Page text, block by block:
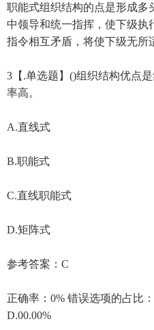
职能式组织结构的点是形成多
中领导和统一指挥，使下级执
指令相互矛盾，将使下级无所
3【.单选题】()组织结构优点
率高。
A.直线式
B.职能式
C.直线职能式
D.矩阵式
参考答案：C
正确率：0% 错误选项的占比：
D.00.00%